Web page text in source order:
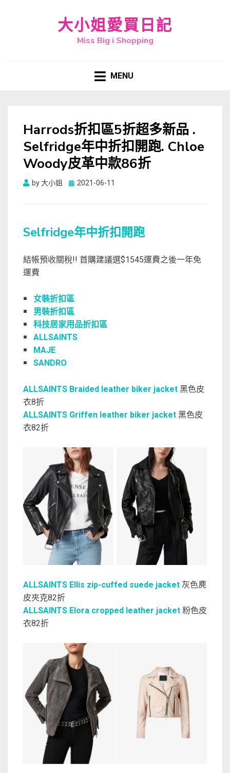
大小姐愛買日記
Miss Big i Shopping
MENU
Harrods折扣區5折超多新品 .
Selfridge年中折扣開跑. Chloe
Woody皮革中款86折
by大小姐
Posted
2021-06-11
Selfridge年中折扣開跑
結帳預收關稅!! 首購建議選$1545運費之後一年免
運費
￭ 女裝折扣區
￭ 男裝折扣區
￭ 科技居家用品折扣區
￭ ALLSAINTS
￭
MAJE
￭ SANDRO
ALLSAINTS Braided leather biker jacket 黑色皮
衣8折
ALLSAINTS Griffen leather biker jacket 黑色皮
衣82折
ALLSAINTS Ellis zip-cuffed suede jacket 灰色麂
皮夾克82折
ALLSAINTS Elora cropped leather jacket 粉色皮
衣82折